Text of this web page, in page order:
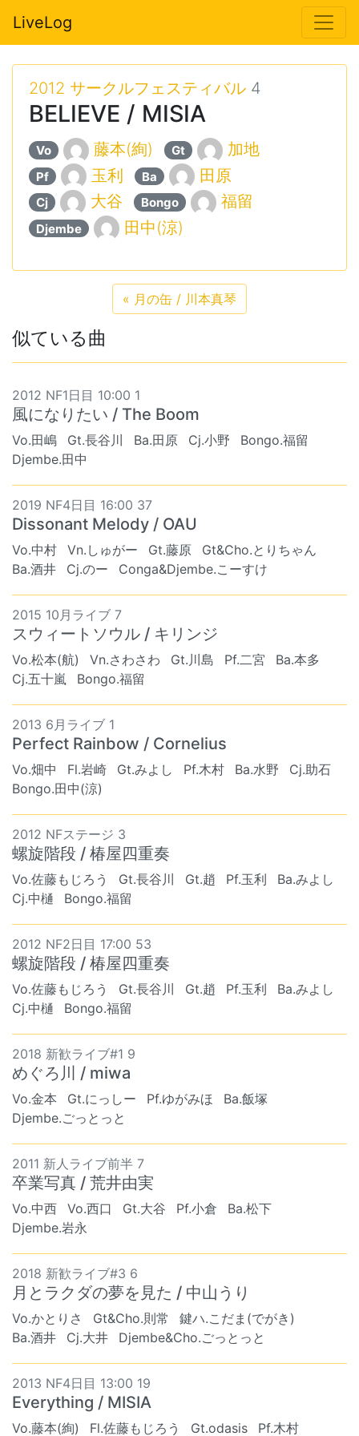
LiveLog
2012 サークルフェスティバル 4
BELIEVE / MISIA
Vo 藤本(絢) Gt 加地
Pf 玉利 Ba 田原
Cj 大谷 Bongo 福留
Djembe 田中(涼)
« 月の缶 / 川本真琴
似ている曲
2012 NF1日目 10:00 1
風になりたい / The Boom
Vo.田嶋 Gt.長谷川 Ba.田原 Cj.小野
Bongo.福留
Djembe.田中
2019 NF4日目 16:00 37
Dissonant Melody / OAU
Vo.中村 Vn.しゅがー Gt.藤原
Gt&Cho.とりちゃん
Ba.酒井
Cj.のー Conga&Djembe.こーすけ
2015 10月ライブ 7
スウィートソウル / キリンジ
Vo.松本(航) Vn.さわさわ Gt.川島 Pf.二宮
Ba.本多
Cj.五十嵐
Bongo.福留
2013 6月ライブ 1
Perfect Rainbow / Cornelius
Vo.畑中 Fl.岩崎 Gt.みよし Pf.木村 Ba.水野
Cj.助石
Bongo.田中(涼)
2012 NFステージ 3
螺旋階段 / 椿屋四重奏
Vo.佐藤もじろう Gt.長谷川 Gt.趙 Pf.玉利
Ba.みよし
Cj.中樋
Bongo.福留
2012 NF2日目 17:00 53
螺旋階段 / 椿屋四重奏
Vo.佐藤もじろう Gt.長谷川 Gt.趙 Pf.玉利
Ba.みよし
Cj.中樋
Bongo.福留
2018 新歓ライブ#1 9
めぐろ川 / miwa
Vo.金本 Gt.にっしー Pf.ゆがみほ
Ba.飯塚
Djembe.ごっとっと
2011 新人ライブ前半 7
卒業写真 / 荒井由実
Vo.中西 Vo.西口 Gt.大谷 Pf.小倉
Ba.松下
Djembe.岩永
2018 新歓ライブ#3 6
月とラクダの夢を見た / 中山うり
Vo.かとりさ Gt&Cho.則常
鍵ハ.こだま(でがき)
Ba.酒井
Cj.大井 Djembe&Cho.ごっとっと
2013 NF4日目 13:00 19
Everything / MISIA
Vo.藤本(絢) Fl.佐藤もじろう Gt.odasis Pf.木村